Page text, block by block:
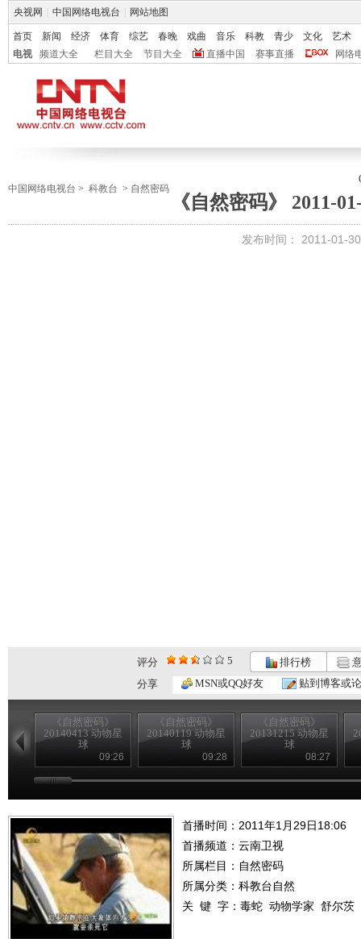
央视网 中国网络电视台 网站地图
首页 新闻 经济 体育 综艺 春晚 戏曲 音乐 科教 青少 文化
艺术
电视
频道大全 栏目大全 节目大全 直播中国 赛事直播 网络
中国网络电视台 > 科教台 > 自然密码
《自然密码》 2011-
发布时间： 2011-01-
评分 5 排行榜
分享
MSN或QQ好友 贴到博客或
《自然密码》
20140413 动物星
球
09:26
《自然密码》
20140119 动物星
球
09:28
《自然密码》
20131215 动物星
球
08:27
首播时间：2011年1月29日18:06
首播频道： 云南卫视
所属栏目： 自然密码
所属分类：科教台自然
关 键 字： 毒蛇 动物学家 舒尔茨